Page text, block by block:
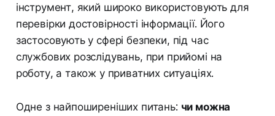
інструмент, який широко використовують для
перевірки достовірності інформації. Його
застосовують у сфері безпеки, під час
службових розслідувань, при прийомі на
роботу, а також у приватних ситуаціях.
Одне з найпоширеніших питань: чи можна